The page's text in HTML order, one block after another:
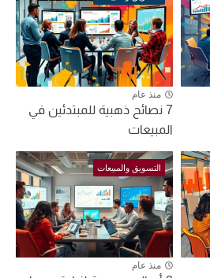
منذ عام
7 نصائح ذهبية للمبتدئين في
المبيعات
التسويق والمبيعات
منذ عام